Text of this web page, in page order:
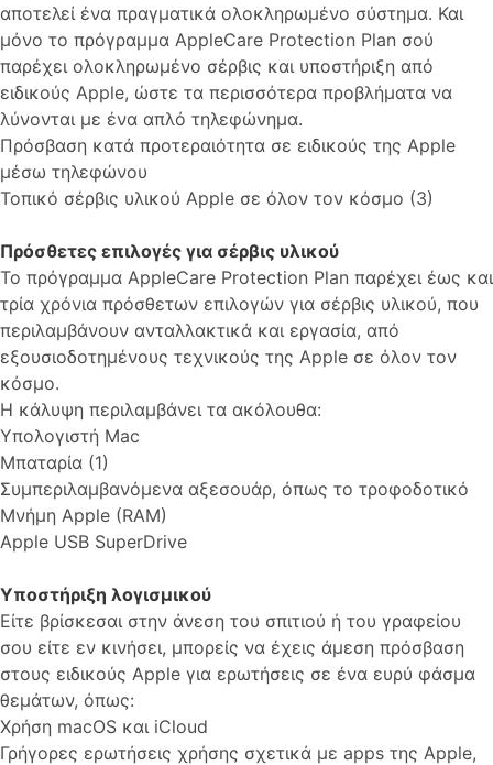
αποτελεί ένα πραγματικά ολοκληρωμένο σύστημα. Και
μόνο το πρόγραμμα AppleCare Protection Plan σού
παρέχει ολοκληρωμένο σέρβις και υποστή­ριξη από
ειδικούς Apple, ώστε τα περισσότερα προβλήματα να
λύνονται με ένα απλό τηλεφώνημα.
Πρόσβαση κατά προτεραιότητα σε ειδικούς της Apple
μέσω τηλεφώνου
Τοπικό σέρβις υλικού Apple σε όλον τον κόσμο (3)
Πρόσθετες επιλογές για σέρβις υλικού
Το πρόγραμμα AppleCare Protection Plan παρέχει έως και
τρία χρόνια πρόσθετων επιλογών για σέρβις υλικού, που
περιλαμβάνουν ανταλλακτικά και εργασία, από
εξουσιοδοτημένους τεχνικούς της Apple σε όλον τον
κόσμο.
Η κάλυψη περιλαμβάνει τα ακόλουθα:
Υπολογιστή Mac
Μπαταρία (1)
Συμπεριλαμβανόμενα αξεσουάρ, όπως το τροφοδοτικό
Μνήμη Apple (RAM)
Apple USB SuperDrive
Υποστήριξη λογισμικού
Είτε βρίσκεσαι στην άνεση του σπιτιού ή του γραφείου
σου είτε εν κινήσει, μπορείς να έχεις άμεση πρόσβαση
στους ειδικούς Apple για ερωτήσεις σε ένα ευρύ φάσμα
θεμάτων, όπως:
Χρήση macOS και iCloud
Γρήγορες ερωτήσεις χρήσης σχετικά με apps της Apple,